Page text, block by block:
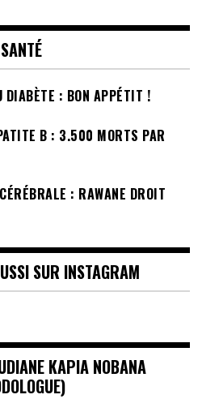
SANTÉ
DIABÈTE : BON APPÉTIT !
B : 3.500 MORTS PAR
: RAWANE DROIT
SUR INSTAGRAM
KAPIA NOBANA